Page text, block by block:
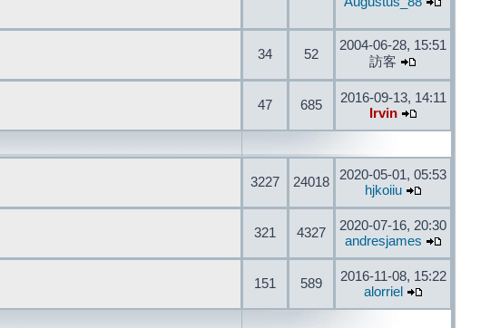
34 52
2004-06-28, 15:51
訪客
47 685
2016-09-13, 14:11
Irvin
3227 24018
2020-05-01, 05:53
hjkoiiu
321 4327
2020-07-16, 20:30
andresjames
151 589
2016-11-08, 15:22
alorriel